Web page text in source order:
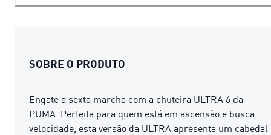
SOBRE O PRODUTO
Engate a sexta marcha com a chuteira ULTRA 6 da
PUMA. Perfeita para quem está em ascensão e busca
velocidade, esta versão da ULTRA apresenta um cabedal